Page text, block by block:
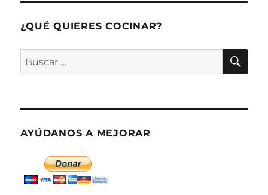
¿QUÉ QUIERES COCINAR?
Buscar
por:
AYÚDANOS A MEJORAR